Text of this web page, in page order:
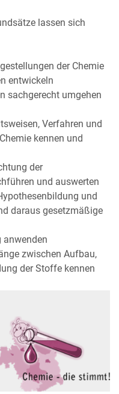
lassen sich
der Chemie
entwickeln
sachgerecht umgehen
Verfahren und
kennen und
der
und auswerten
und
daraus gesetzmäßige
anwenden
zwischen Aufbau,
der Stoffe kennen